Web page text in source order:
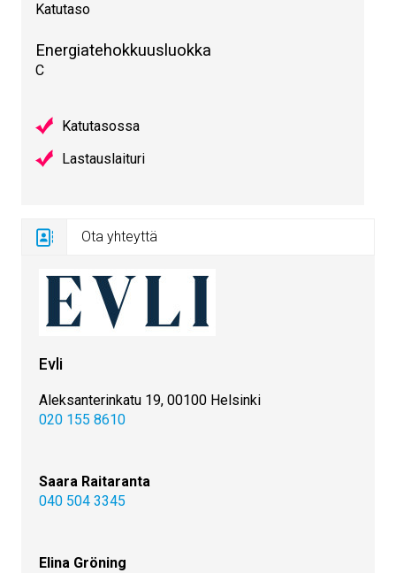
Katutaso
Energiatehokkuusluokka
C
Katutasossa
Lastauslaituri
Ota yhteyttä
Evli
Aleksanterinkatu 19, 00100 Helsinki
020 155 8610
Saara Raitaranta
040 504 3345
Elina Gröning